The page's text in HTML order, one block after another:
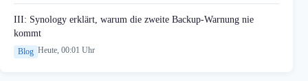
III: Synology erklärt, warum die zweite Backup-Warnung nie
kommt
Blog Heute, 00:01 Uhr